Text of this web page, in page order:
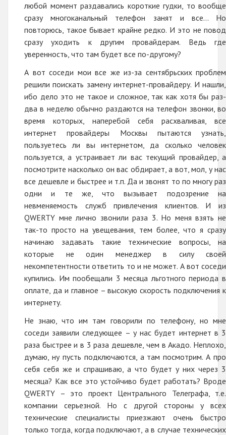
любой момент раздавались короткие гудки, то вообще
сразу многоканальный телефон занят и все… Но
повторюсь, такое бывает крайне редко. И это не повод
сразу уходить к другим провайдерам. Ведь где
уверенность, что там будет все по-другому?
А вот соседи мои все же из-за сентябрьских проблем
решили поискать замену интернет-провайдеру. И нашли,
ибо дело это не такое и сложное, так как хотя бы раз-
два в неделю обычно раздаются на телефон звонки, во
время которых, наперебой себя расхваливая, все
интернет провайдеры Москвы пытаются узнать,
пользуетесь ли вы интернетом, да сколько человек
пользуется, а устраивает ли вас текущий провайдер, а
посмотрите насколько он вас обдирает, а вот, мол, у нас
все дешевле и быстрее и т.п. Да и звонят то по многу раз
одни и те же, что вызывает подозрение на
невменяемость служб привлечения клиентов. И из
QWERTY мне лично звонили раза 3. Но меня взять не
так-то просто на увещевания, тем более, что я сразу
начинаю задавать такие технические вопросы, на
которые не один менеджер в силу своей
некомпетентности ответить то и не может. А вот соседи
купились. Им пообещали 3 месяца льготного периода в
оплате, да и главное – высокую скорость подключения к
интернету.
Не знаю, что им там говорили по телефону, но мне
соседи заявили следующее – у нас будет интернет в 3
раза быстрее и в 3 раза дешевле, чем в Акадо. Неплохо,
думаю, ну пусть подключаются, а там посмотрим. А про
себя себя же и спрашиваю, а что будет у них через 3
месяца? Как все это устойчиво будет работать? Вроде
QWERTY – это проект Центрального Телеграфа, т.е.
компании серьезной. Но с другой стороны у всех
технические специалисты приезжают очень быстро
только тогда, когда подключают, а в случае технических